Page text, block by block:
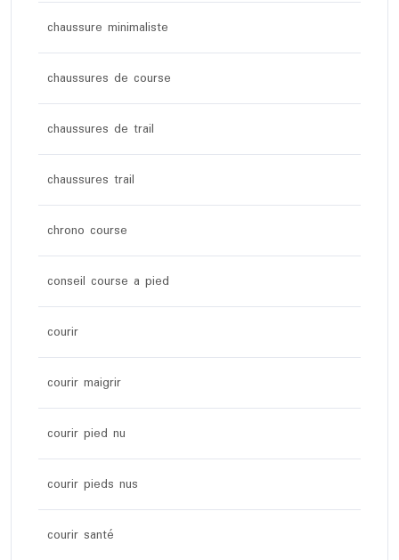
chaussure minimaliste
chaussures de course
chaussures de trail
chaussures trail
chrono course
conseil course a pied
courir
courir maigrir
courir pied nu
courir pieds nus
courir santé